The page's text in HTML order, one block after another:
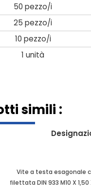
50 pezzo/i
25 pezzo/i
10 pezzo/i
1 unità
simili :
Vite a testa esagonale
filettata DIN 933 M10 X